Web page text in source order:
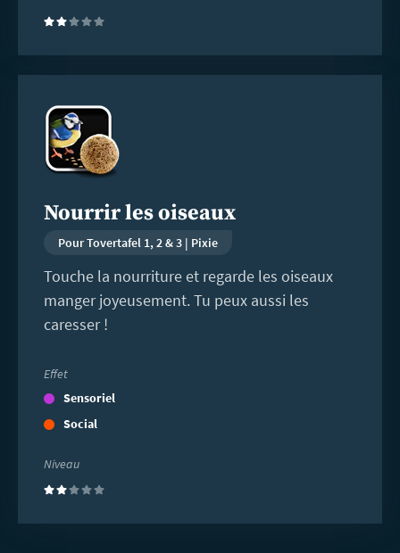
(2)
Nourrir les oiseaux
Pour Tovertafel 1, 2 & 3 | Pixie
Touche la nourriture et regarde les oiseaux
manger joyeusement. Tu peux aussi les
caresser !
Effet
Sensoriel
Social
Niveau
(2)
savoir